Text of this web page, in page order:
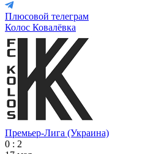
Плюсовой телеграм
Колос Ковалёвка
Премьер-Лига (Украина)
0 : 2